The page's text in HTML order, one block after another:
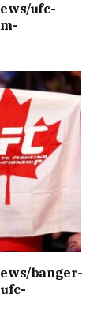
ufc-
banger-